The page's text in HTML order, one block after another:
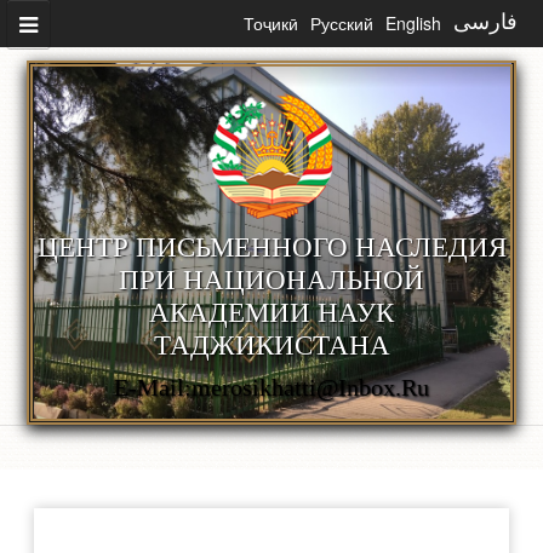
Skip to main content Тоҷикӣ Русский English فارسی
ЦЕНТР ПИСЬМЕННОГО НАСЛЕДИЯ
ПРИ НАЦИОНАЛЬНОЙ
АКАДЕМИИ НАУК
ТАДЖИКИСТАНА
E-Mail:merosikhatti@inbox.ru